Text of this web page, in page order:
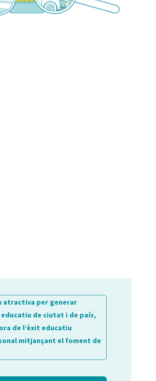
atractiva per generar
educatiu de ciutat i de país,
de l’èxit educatiu
mitjançant el foment de